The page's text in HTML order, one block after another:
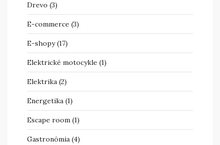
Drevo (3)
E-commerce (3)
E-shopy(17)
Elektrické motocykle (1)
Elektrika (2)
Energetika (1)
Escape room (1)
Gastronómia (4)